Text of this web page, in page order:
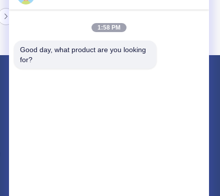
1:58 PM
Good day, what product are you looking
for?